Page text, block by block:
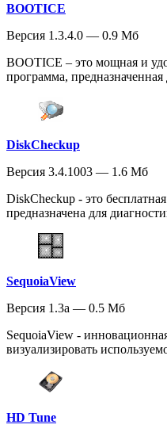
BOOTICE
Версия 1.3.4.0 — 0.9 Мб
BOOTICE – это мощная и
программа,
DiskCheckup
Версия 3.4.1003 — 1.6 Мб
DiskCheckup - это
предназначена для
SequoiaView
Версия 1.3a — 0.5 Мб
SequoiaView -
визуализировать
HD Tune